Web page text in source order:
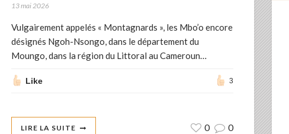
13 mai 2026
Vulgairement appelés « Montagnards », les Mbo’o encore
désignés Ngoh-Nsongo, dans le département du
Moungo, dans la région du Littoral au Cameroun…
Like 3
LIRE LA SUITE 0 0